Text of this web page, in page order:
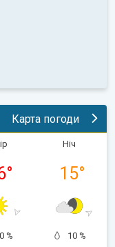
Карта погоди
°
%
Ніч
15°
10 %